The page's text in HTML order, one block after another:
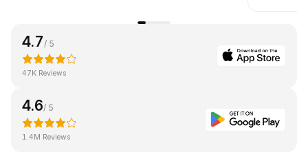
4.7 / 5
47K Reviews
4.6/ 5
1.4M Reviews